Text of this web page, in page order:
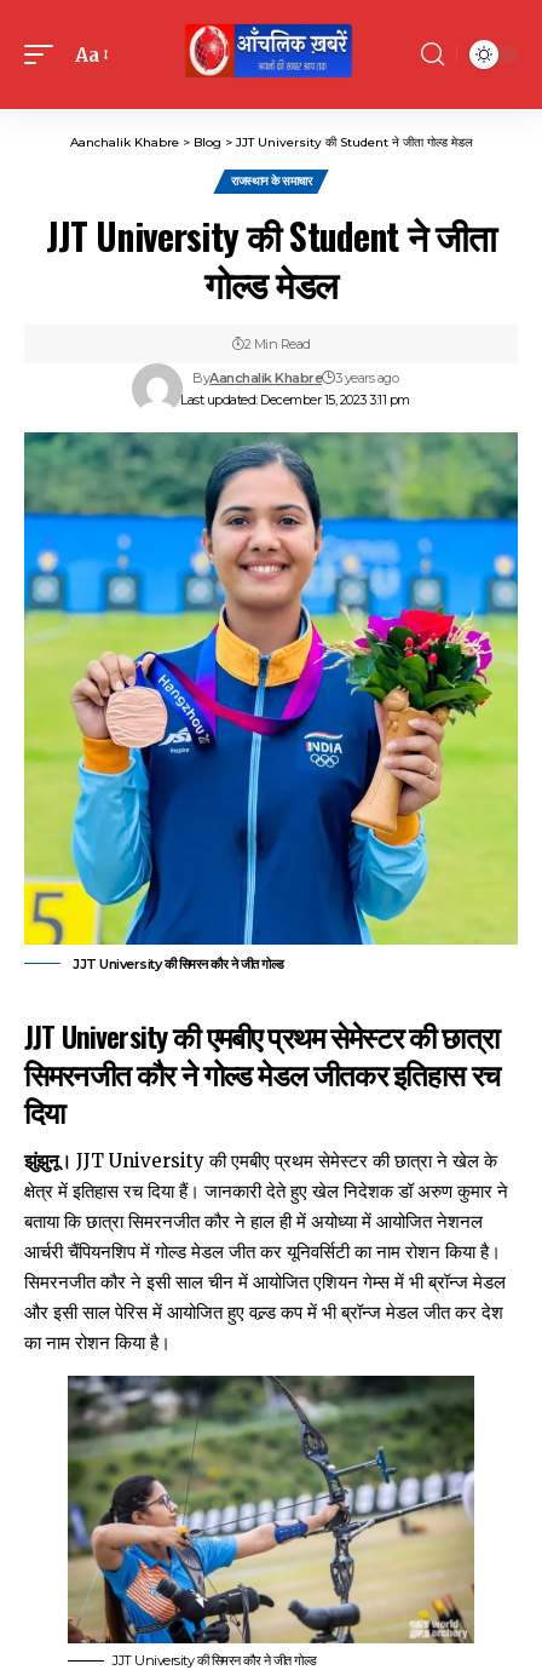
Font
Aa
Aanchalik Khabre> Blog > JJT University की Student ने जीता गोल्ड मेडल
राजस्थान के समाचार
JJT University की Student ने जीता
गोल्ड मेडल
Last updated: December 15, 2023 3:11 pm
ByAanchalik Khabre 3 years ago
2 Min Read
JJT University की सिमरन कौर ने जीत गोल्ड
JJT University की एमबीए प्रथम सेमेस्टर की छात्रा
सिमरनजीत कौर ने गोल्ड मेडल जीतकर इतिहास रच
दिया
झुंझुनू। JJT University की एमबीए प्रथम सेमेस्टर की छात्रा ने खेल के
क्षेत्र में इतिहास रच दिया हैं। जानकारी देते हुए खेल निदेशक डॉ अरुण कुमार ने
बताया कि छात्रा सिमरनजीत कौर ने हाल ही में अयोध्या में आयोजित नेशनल
आर्चरी चैंपियनशिप में गोल्ड मेडल जीत कर यूनिवर्सिटी का नाम रोशन किया है।
सिमरनजीत कौर ने इसी साल चीन में आयोजित एशियन गेम्स में भी ब्रॉन्ज मेडल
और इसी साल पेरिस में आयोजित हुए वल्र्ड कप में भी ब्रॉन्ज मेडल जीत कर देश
का नाम रोशन किया है।
JJT University की सिमरन कौर ने जीत गोल्ड